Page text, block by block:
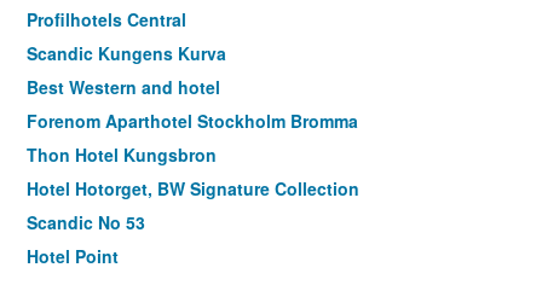
Profilhotels Central
Scandic Kungens Kurva
Best Western and hotel
Forenom Aparthotel Stockholm Bromma
Thon Hotel Kungsbron
Hotel Hotorget, BW Signature Collection
Scandic No 53
Hotel Point